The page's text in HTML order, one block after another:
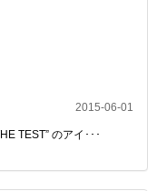
2015-06-01
TEST” のアイ･･･